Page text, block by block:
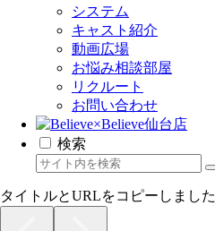
システム
キャスト紹介
動画広場
お悩み相談部屋
リクルート
お問い合わせ
検索
タイトルとURLをコピーしました